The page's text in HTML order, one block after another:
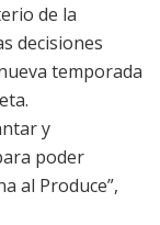
de la
decisiones
temporada
y
poder
al Produce”,